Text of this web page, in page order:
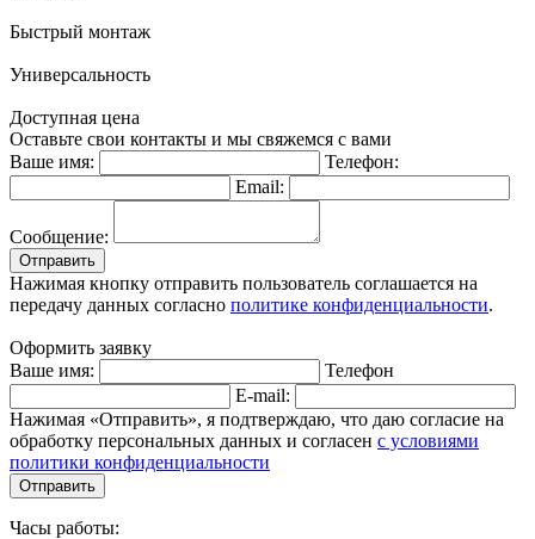
Быстрый монтаж
Универсальность
Доступная цена
Оставьте свои контакты и мы свяжемся с вами
Ваше имя:
Телефон:
Email:
Сообщение:
Отправить
Нажимая кнопку отправить пользователь соглашается на
передачу данных согласно политике конфиденциальности.
Оформить заявку
Ваше имя:
Телефон
E-mail:
Нажимая «Отправить», я подтверждаю, что даю согласие на
обработку персональных данных и согласен с условиями
политики конфиденциальности
Отправить
Часы работы: